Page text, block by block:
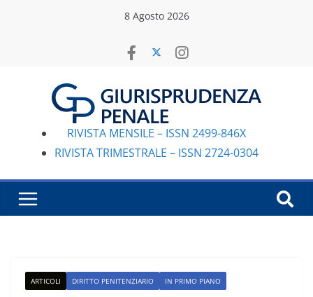
8 Agosto 2026
RIVISTA MENSILE – ISSN 2499-846X
RIVISTA TRIMESTRALE – ISSN 2724-0304
ARTICOLI DIRITTO PENITENZIARIO IN PRIMO PIANO